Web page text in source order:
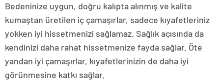
Bedeninize uygun, doğru kalıpta alınmış ve kalite
kumaştan üretilen iç çamaşırlar, sadece kıyafetleriniz
yokken iyi hissetmenizi sağlamaz. Sağlık açısında da
kendinizi daha rahat hissetmenize fayda sağlar. Öte
yandan iyi çamaşırlar, kıyafetlerinizin de daha iyi
görünmesine katkı sağlar.